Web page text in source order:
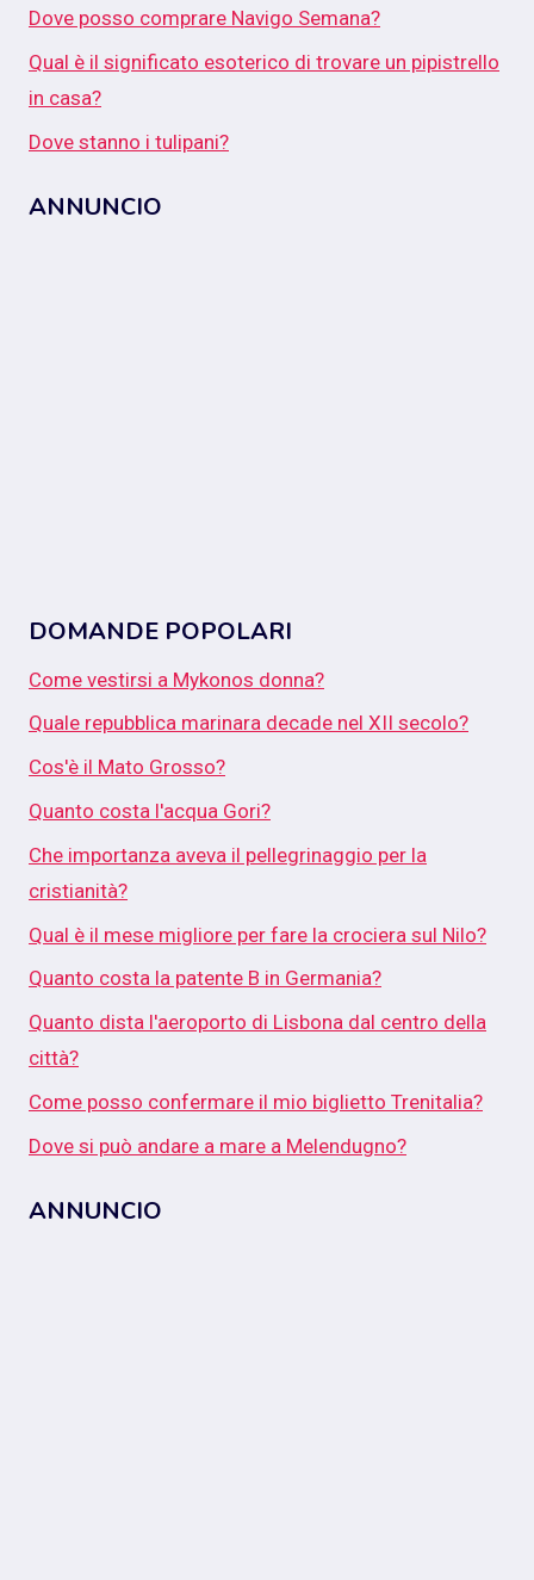
Dove posso comprare Navigo Semana?
Qual è il significato esoterico di trovare un pipistrello
in casa?
Dove stanno i tulipani?
ANNUNCIO
DOMANDE POPOLARI
Come vestirsi a Mykonos donna?
Quale repubblica marinara decade nel XII secolo?
Cos'è il Mato Grosso?
Quanto costa l'acqua Gori?
Che importanza aveva il pellegrinaggio per la
cristianità?
Qual è il mese migliore per fare la crociera sul Nilo?
Quanto costa la patente B in Germania?
Quanto dista l'aeroporto di Lisbona dal centro della
città?
Come posso confermare il mio biglietto Trenitalia?
Dove si può andare a mare a Melendugno?
ANNUNCIO